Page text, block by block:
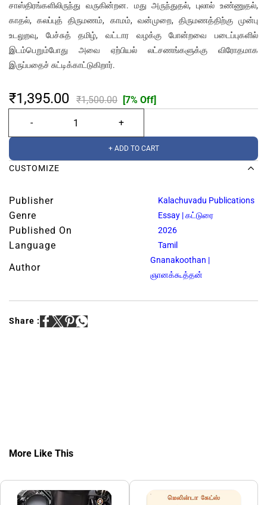
சாஸ்திரங்களிலிருந்து வருகின்றன. மது அருந்துதல், புலால் உண்ணுதல்,
காதல், கலப்புத் திருமணம், காமம், வன்முறை, திருமணத்திற்கு முன்பு
உடலுறவு, பேச்சுத் தமிழ், வட்டார வழக்கு போன்றவை படைப்புகளில்
இடம்பெறும்போது அவை ஏற்பியல் லட்சணங்களுக்கு விரோதமாக
இருப்பதைச் சுட்டிக்காட்டுகிறார்.
₹1,395.00 ₹1,500.00 [7% Off]
+ ADD TO CART
CUSTOMIZE
Publisher Kalachuvadu Publications
Genre Essay | கட்டுரை
Published On 2026
Language Tamil
Author
Gnanakoothan |
ஞானக்கூத்தன்
Share :
More Like This